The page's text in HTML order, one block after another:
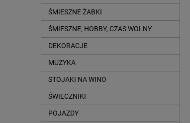
ŚMIESZNE ŻABKI
ŚMIESZNE, HOBBY, CZAS WOLNY
DEKORACJE
MUZYKA
STOJAKI NA WINO
ŚWIECZNIKI
POJAZDY